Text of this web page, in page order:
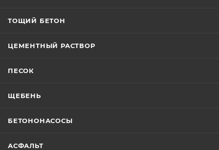
ТОЩИЙ БЕТОН
ЦЕМЕНТНЫЙ РАСТВОР
ПЕСОК
ЩЕБЕНЬ
БЕТОНОНАСОСЫ
АСФАЛЬТ